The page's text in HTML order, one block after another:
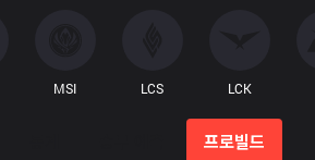
MSI LCS LCK
프로빌드